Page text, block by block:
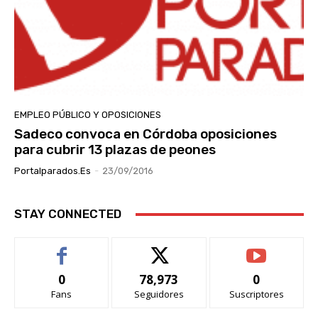
EMPLEO PÚBLICO Y OPOSICIONES
Sadeco convoca en Córdoba oposiciones
para cubrir 13 plazas de peones
Portalparados.es - 23/09/2016
STAY CONNECTED
0
Fans
78,973
Seguidores
0
Suscriptores